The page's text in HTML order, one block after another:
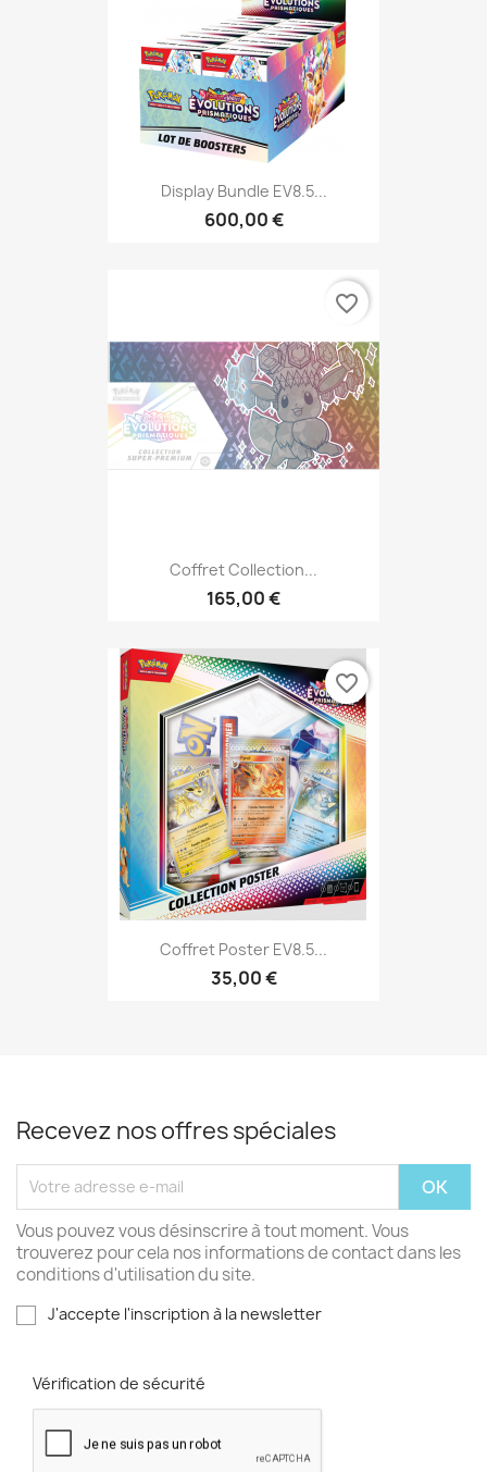
Display Bundle EV8.5...
600,00 €
Coffret Collection...
165,00 €
favorite_border
Coffret Poster EV8.5...
35,00 €
favorite_border
Recevez nos offres spéciales
Vous pouvez vous désinscrire à tout moment. Vous
trouverez pour cela nos informations de contact dans les
conditions d'utilisation du site.
J'accepte l'inscription à la newsletter
Vérification de sécurité